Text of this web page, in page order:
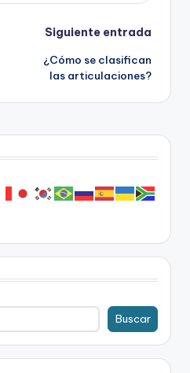
Siguiente entrada
¿Cómo se clasifican
las articulaciones?
Buscar